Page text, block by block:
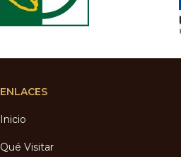
ENLACES
Inicio
Qué Visitar